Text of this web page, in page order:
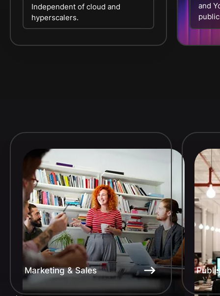
Independent of cloud and
hyperscalers.
and
Marketing & Sales